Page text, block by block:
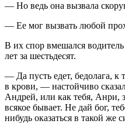
— Но ведь она вызвала
— Ее мог вызвать любой
В их спор вмешался
лет за шестьдесят.
— Да пусть едет, бедолага, к
в крови, — настойчиво
Андрей, или как тебя, Анри,
всякое бывает. Не дай бог,
нибудь оказаться в такой же